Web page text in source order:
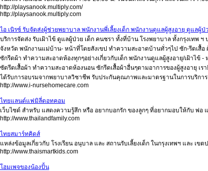
http://playsanook.multiply.com/
http://playsanook.multiply.com
ไอ เนิรซ์ รับจัดส่งผู้ช่วยพยาบาล พนักงานพี่เลี้ยงเด็ก พนักงานดูแลผู้สูงอายุ ดูแลผู้
บริการจัดส่ง รับเฝ้าไข้ ดูแลผู้ป่วย เด็ก คนชรา ทั้งที่บ้าน โรงพยาบาล ทั้งกรุงเทพ
จังหวัด พนักงานแม่บ้าน- หน้าที่โดยสังเขป ทำความสะอาดบ้านทั่วๆไป ซัก-รีดเสื้
ซักรีดผ้า ทำความสะอาดห้องทุกๆอย่างเกี่ยวกับเด็ก พนักงานดูแลผู้สูงอายุ/เฝ้าไ
ซัดรีดเสื้อผ้า ทำความสะอาดห้องนอน ซักรีดเสื้อผ้าอื่นๆตามอาการของผู้สูงอายุ
ได้รับการอบรมจากพยาบาลวิชาชีพ รับประกันคุณภาพและมาตรฐานในการบริการ
http://www.i-nursehomecare.com
ไทยแลนด์แฟมิลี่ดอทคอม
เว็บไซด์ สำหรับ แสดงความรู้สึก หรือ อยากบอกรัก ของลูกๆ ที่อยากมอบให้กับ พ่
http://www.thailandfamily.com
ไทยสมาร์ทคิดส์
แหล่งข้อมูลเกี่ยวกับ โรงเรียน อนุบาล และ สถานรับเลี้ยงเด็ก ในกรุงเทพฯ และ
http://www.thaismartkids.com
โฮมเพจของน้องปั้น